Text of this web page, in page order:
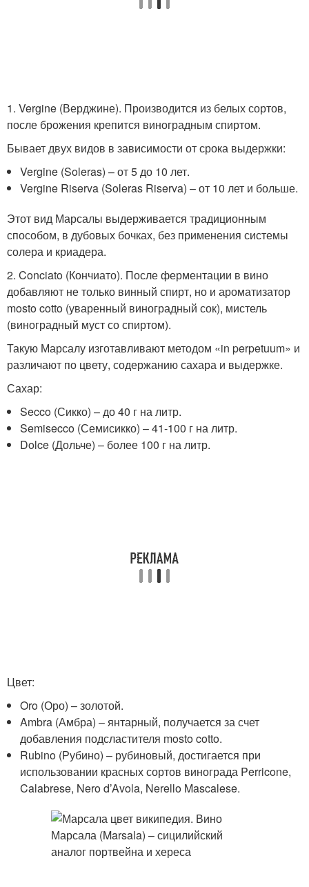
1. Vergine (Верджине). Производится из белых сортов,
после брожения крепится виноградным спиртом.
Бывает двух видов в зависимости от срока выдержки:
Vergine (Soleras) – от 5 до 10 лет.
Vergine Riserva (Soleras Riserva) – от 10 лет и больше.
Этот вид Марсалы выдерживается традиционным
способом, в дубовых бочках, без применения системы
солера и криадера.
2. Conciato (Кончиато). После ферментации в вино
добавляют не только винный спирт, но и ароматизатор
mosto cotto (уваренный виноградный сок), мистель
(виноградный муст со спиртом).
Такую Марсалу изготавливают методом «in perpetuum» и
различают по цвету, содержанию сахара и выдержке.
Сахар:
Secco (Сикко) – до 40 г на литр.
Semisecco (Семисикко) – 41-100 г на литр.
Dolce (Дольче) – более 100 г на литр.
Цвет:
Oro (Оро) – золотой.
Ambra (Амбра) – янтарный, получается за счет
добавления подсластителя mosto cotto.
Rubino (Рубино) – рубиновый, достигается при
использовании красных сортов винограда Perricone,
Calabrese, Nero d’Avola, Nerello Mascalese.